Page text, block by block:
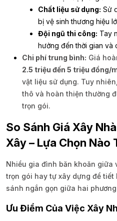
Chất liệu sử dụng: Sử
bị vệ sinh thương hiệu
Đội ngũ thi công: Tay
hưởng đến thời gian và
Chi phí trung bình: Giá
2.5 triệu đến 5 triệu đồng/
vật liệu sử dụng. Tuy
thô và hoàn thiện thường
trọn gói.
So Sánh Giá Xây
Xây – Lựa Chọn Nào
Nhiều gia đình băn khoăn giữa
trọn gói hay tự xây dựng để tiết
sánh ngắn gọn giữa hai
Ưu Điểm Của Việc Xây